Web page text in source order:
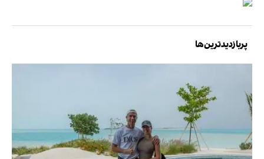
پربازدیدترین‌ها